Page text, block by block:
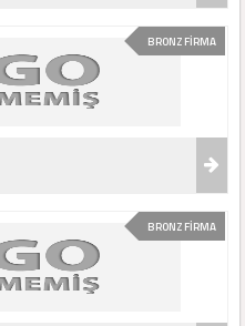
BRONZ FİRMA
BRONZ FİRMA